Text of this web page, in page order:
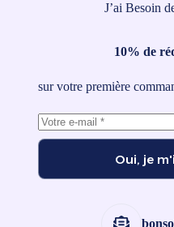
J’ai Besoin
10% de
sur votre première
Oui, je